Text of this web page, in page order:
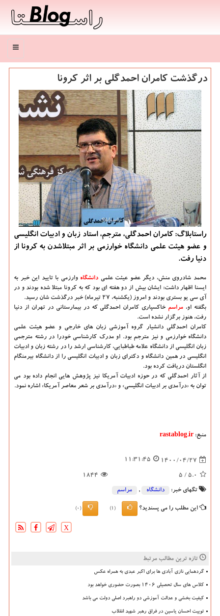
منو
درگذشت كامران احمدگلی بر اثر كرونا
راستابلاگ: کامران احمدگلی، مترجم، استاد زبان و ادبیات انگلیسی
و عضو هیئت علمی دانشگاه خوارزمی بر اثر مبتلاشدن به کرونا از
دنیا رفت.
محمد شادروی منش، دیگر عضو عیئت علمی دانشگاه‌ وارزمی با تایید این خبر به
ایسنا اظهار داشت: ایشان بیش از دو هفته ای بود که به کرونا مبتلا شده بودند و در
آی سی یو بستری بودند و امروز (یکشنبه، ۲۷ تیرماه) خبر درگذشت شان رسید.
بگفته او، مراسم خاکسپاری کامران احمدگلی که در بیمارستانی در تهران از دنیا
رفت، هنوز برگزار نشده است.
کامران احمدگلی دانشیار گروه آموزشی زبان های خارجی و عضو هیئت علمی
دانشگاه خوارزمی و نیز مترجم بود. او مدرک کارشناسی خودرا در رشته مترجمی
زبان انگلیسی از دانشگاه علامه طباطبایی، کارشناسی ارشد را در رشته زبان و ادبیات
انگلیسی در همین دانشگاه و دکترای زبان و ادبیات انگلیسی را از دانشگاه بیرمنگام
انگلستان دریافت کرده بود.
از آثار احمدگلی که در حوزه ادبیات آمریکا نیز پژوهش هایی انجام داده بود می
توان به «درآمدی بر ادبیات انگلیسی» و «درآمدی بر شعر معاصر آمریکا» اشاره نمود.
منبع: rastablog.ir
1400/04/27
11:31:45
5.0
/ 5
1844
تگهای خبر: دانشگاه‌ , مراسم
این مطلب را می پسندید؟ (1)
(0)
X
تازه ترین مطالب مرتبط
گردهمایی نازی آبادی ها برای اکبر عبدی به همراه عکس
کلاس های سال تحصیلی ۱۴۰۶ بصورت حضوری خواهد بود
کیفیت بخشی و عدالت آموزشی دو راهبرد اصلی دولت می باشد
توییت احسان یاسین در فراق رهبر شهید انقلاب